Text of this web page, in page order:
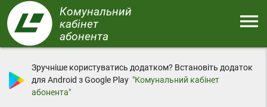
Перейти
до
основного
вмісту
Комунальний
кабінет
абонента
menu
Зручніше користуватись додатком? Встановіть додаток
для Android з Google Play "Комунальний кабінет
абонента"